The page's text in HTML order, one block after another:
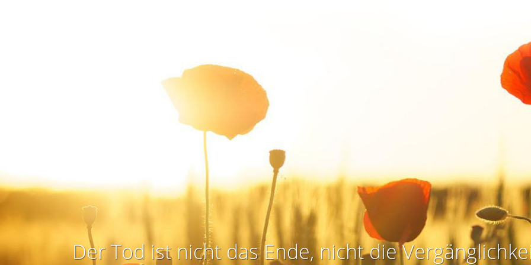
Der Tod ist nicht das Ende, nicht die